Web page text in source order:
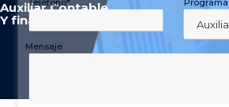
Auxiliar Contable
Y fina
Mensaje